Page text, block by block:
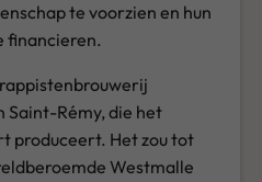
te voorzien en hun
financieren.
Saint-Rémy, die het
produceert. Het zou tot
Westmalle